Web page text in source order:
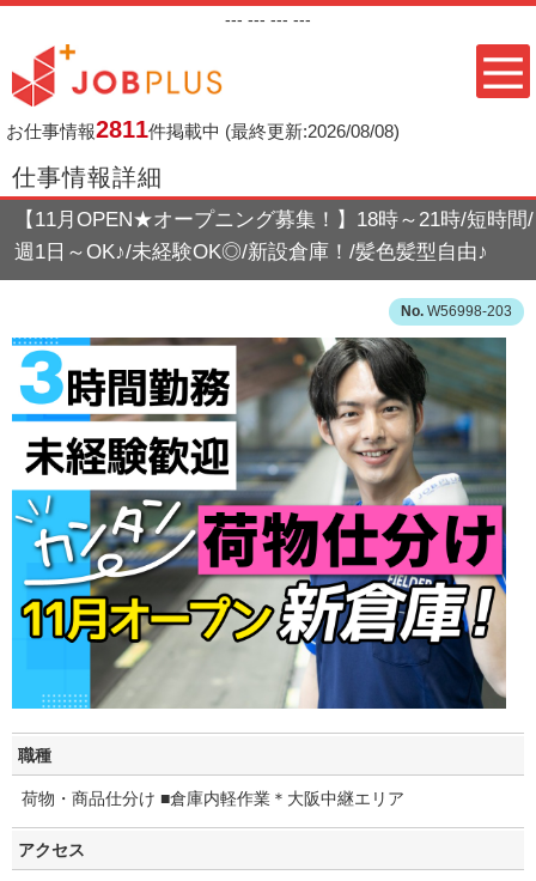
--- --- --- ---
お仕事情報2811件掲載中 (最終更新:2026/08/08)
仕事情報詳細
【11月OPEN★オープニング募集！】18時～21時/短時間/
週1日～OK♪/未経験OK◎/新設倉庫！/髪色髪型自由♪
W56998-203
職種
荷物・商品仕分け ■倉庫内軽作業＊大阪中継エリア
アクセス